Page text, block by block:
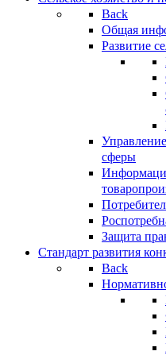
Back
Общая
Развитие
сферы
Защита
Стандарт развития
Back